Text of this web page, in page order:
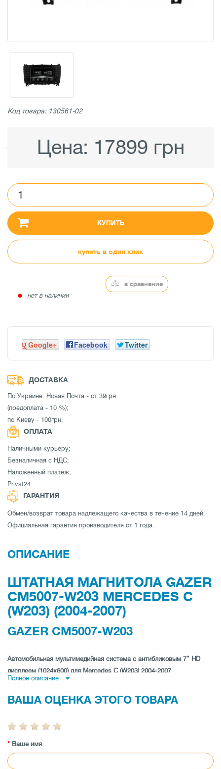
Код товара: 130561-02
Цена: 17899 грн
КУПИТЬ
купить в один клик
● нет в наличии
в сравнение
Google+ Facebook Twitter
ДОСТАВКА
По Украине: Новая Почта - от 39грн.
(предоплата - 10 %);
по Киеву - 100грн.
ОПЛАТА
Наличными курьеру;
Безналичная с НДС;
Наложенный платеж;
Privat24.
ГАРАНТИЯ
Обмен/возврат товара надлежащего качества в течение 14 дней.
Официальная гарантия производителя от 1 года.
ОПИСАНИЕ
ШТАТНАЯ МАГНИТОЛА GAZER
CM5007-W203 MERCEDES C
(W203) (2004-2007)
GAZER CM5007-W203
Автомобильная мультимедийная система с антибликовым 7” HD
дисплеем (1024x600) для Mercedes C (W203) 2004-2007
КАЧЕСТВО ЗВУКА
процессор с рабочей частотой 1.6 GHz, оперативная
памяти формата micro SD позволяют расширить
хранилище до общего объема 64 Gb, Android 8.1, а также
Полное описание
ВАША ОЦЕНКА ЭТОГО ТОВАРА
Ваше имя